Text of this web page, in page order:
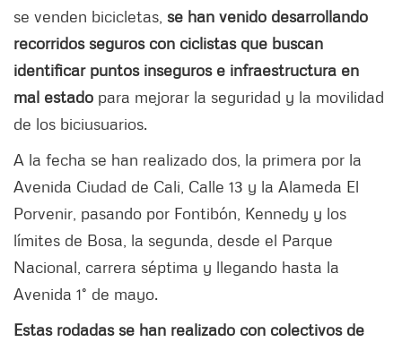
se venden bicicletas, se han venido desarrollando
recorridos seguros con ciclistas que buscan
identificar puntos inseguros e infraestructura en
mal estado para mejorar la seguridad y la movilidad
de los biciusuarios.
A la fecha se han realizado dos, la primera por la
Avenida Ciudad de Cali, Calle 13 y la Alameda El
Porvenir, pasando por Fontibón, Kennedy y los
límites de Bosa, la segunda, desde el Parque
Nacional, carrera séptima y llegando hasta la
Avenida 1° de mayo.
Estas rodadas se han realizado con colectivos de